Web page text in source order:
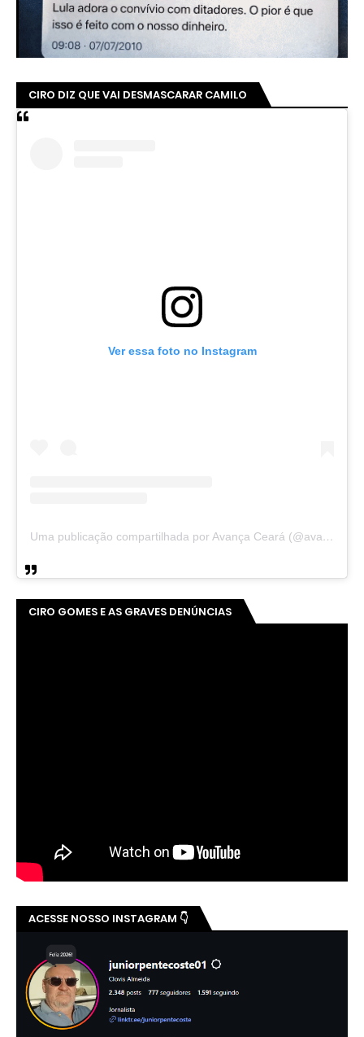
CIRO DIZ QUE VAI DESMASCARAR CAMILO
Ver essa foto no Instagram
Uma publicação compartilhada por Avança Ceará (@avancaceara)
CIRO GOMES E AS GRAVES DENÚNCIAS
ACESSE NOSSO INSTAGRAM 👇